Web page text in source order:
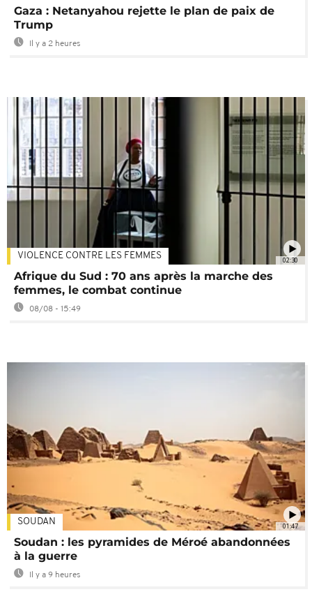
Gaza : Netanyahou rejette le plan de paix de
Trump
Il y a 2 heures
02:30
VIOLENCE CONTRE LES FEMMES
Afrique du Sud : 70 ans après la marche des
femmes, le combat continue
08/08 - 15:49
01:47
SOUDAN
Soudan : les pyramides de Méroé abandonnées
à la guerre
Il y a 9 heures